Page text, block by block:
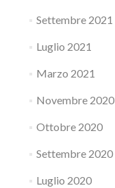
Settembre 2021
Luglio 2021
Marzo 2021
Novembre 2020
Ottobre 2020
Settembre 2020
Luglio 2020